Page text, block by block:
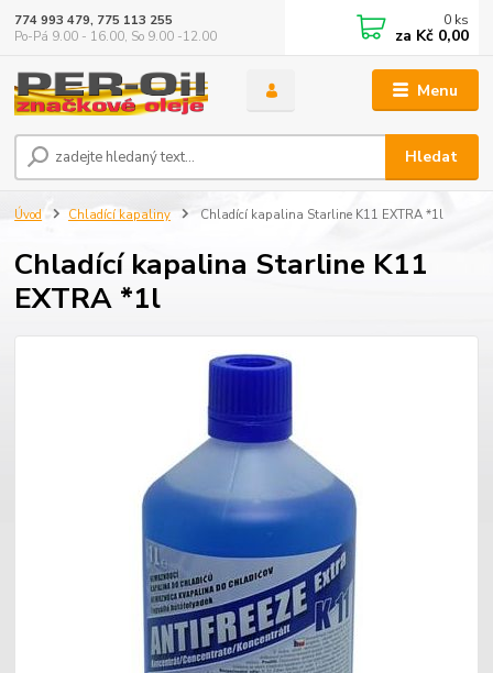
Menu
Hledat
774 993 479, 775 113 255
Po-Pá 9.00 - 16.00, So 9.00 -12.00
0 ks
za Kč 0,00
Úvod Chladící kapaliny Chladící kapalina Starline K11 EXTRA *1l
Chladící kapalina Starline K11
EXTRA *1l